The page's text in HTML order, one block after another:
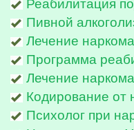
Реабилитация
Пивной
Лечение
Программа
Лечение
Кодирование от
Психолог при